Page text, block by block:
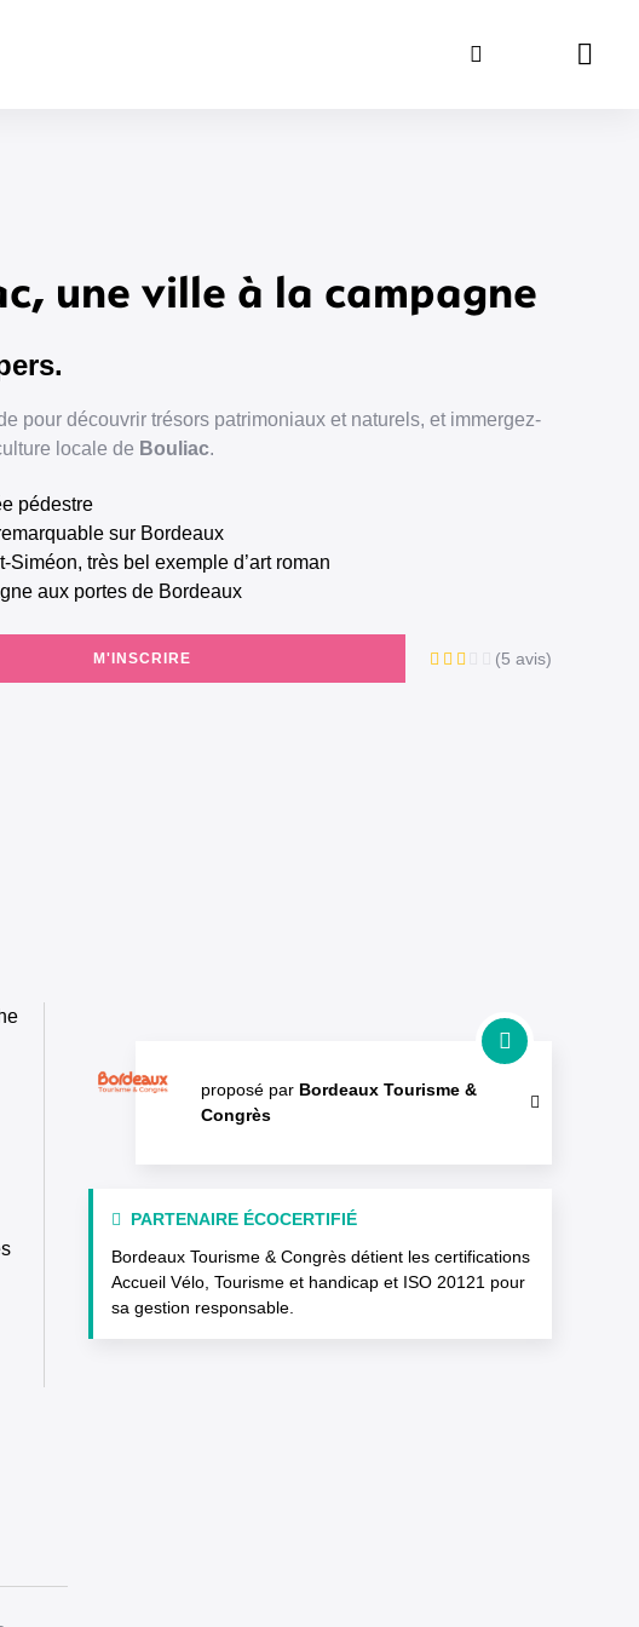
RechercherPanier
une ville à la campagne
pour découvrir trésors patrimoniaux et naturels, et immergez-
locale de Bouliac.
pédestre
sur Bordeaux
Siméon, très bel exemple d’art roman
aux portes de Bordeaux
(5 avis)
M'INSCRIRE
proposé par Bordeaux Tourisme &
Congrès
PARTENAIRE ÉCOCERTIFIÉ
Bordeaux Tourisme & Congrès détient les certifications
Accueil Vélo, Tourisme et handicap et ISO 20121 pour
sa gestion responsable.